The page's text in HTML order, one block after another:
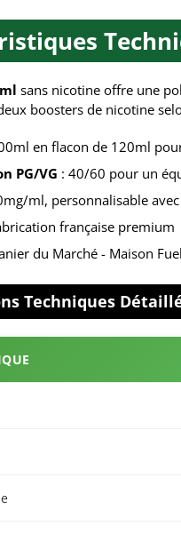
sans nicotine offre une
boosters de nicotine
en flacon de 120ml
PG/VG : 40/60 pour un
ml, personnalisable
française premium
du Marché - Maison Fuel
Techniques